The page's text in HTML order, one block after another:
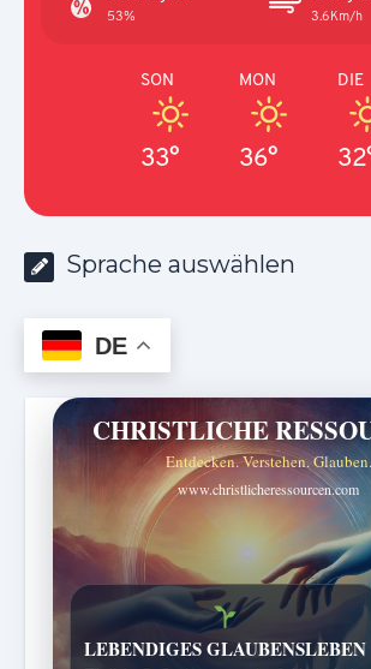
53% 3.6Km/h
SON
33°
MON
36°
DIE
Sprache auswählen
DE
CHRISTLICHE
Entdecken. Verstehen. Glauben.
www.christlicheressourcen.com
Bibelgeschichten zum Staunen